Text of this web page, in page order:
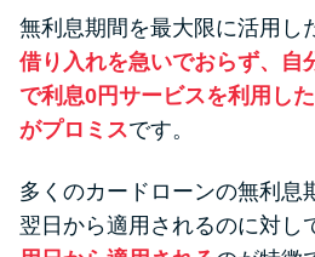
無利息期間を最大限に活用し
借り入れを急いでおらず、自
で利息0円サービスを利用し
がプロミスです。
多くのカードローンの無利息
翌日から適用されるのに対し